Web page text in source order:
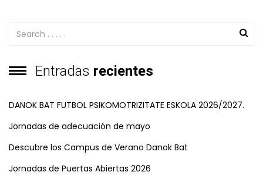
Entradas recientes
DANOK BAT FUTBOL PSIKOMOTRIZITATE ESKOLA 2026/2027.
Jornadas de adecuación de mayo
Descubre los Campus de Verano Danok Bat
Jornadas de Puertas Abiertas 2026